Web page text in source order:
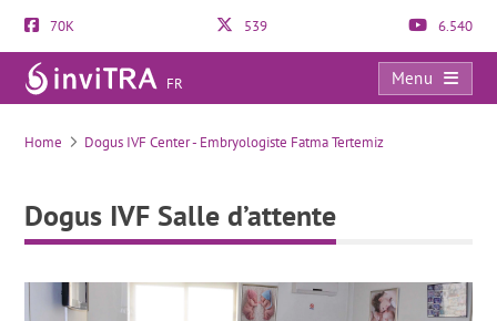
70K 539 6.540
FR
Menu
Dogus IVF Salle d’attente
Home Dogus IVF Center - Embryologiste Fatma Tertemiz
Dogus IVF Salle d’attente